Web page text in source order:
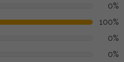
0%
100%
0%
0%